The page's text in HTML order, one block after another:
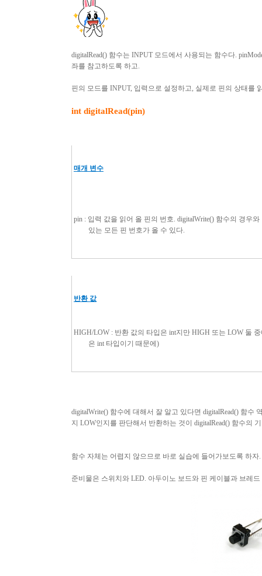
digitalRead() 함수는 INPUT 모드에서 사용되는 함수다.
좌를 참고하도록 하고.
핀의 모드를 INPUT, 입력으로 설정하고, 실제로 핀의 상태를
int digitalRead(pin)
매개 변수
pin : 입력 값을 읽어 올 핀의 번호. digitalWrite() 함수의 경우
있는 모든 핀 번호가 올 수 있다.
반환 값
HIGH/LOW : 반환 값의 타입은 int지만 HIGH 또는 LOW 둘
은 int 타입이기 때문에)
digitalWrite() 함수에 대해서 잘 알고 있다면 digitalRead() 함수
지 LOW인지를 판단해서 반환하는 것이 digitalRead() 함수의
함수 자체는 어렵지 않으므로 바로 실습에 들어가보도록 하자.
준비물은 스위치와 LED. 아두이노 보드와 핀 케이블과 브레